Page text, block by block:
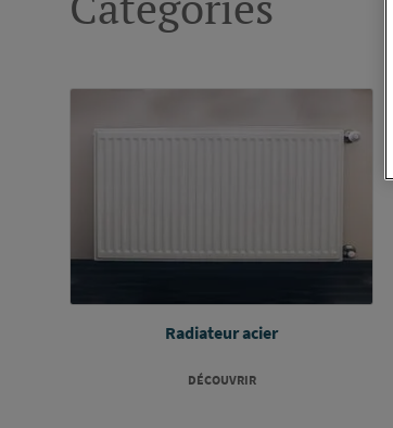
Radiateur acier
DÉCOUVRIR